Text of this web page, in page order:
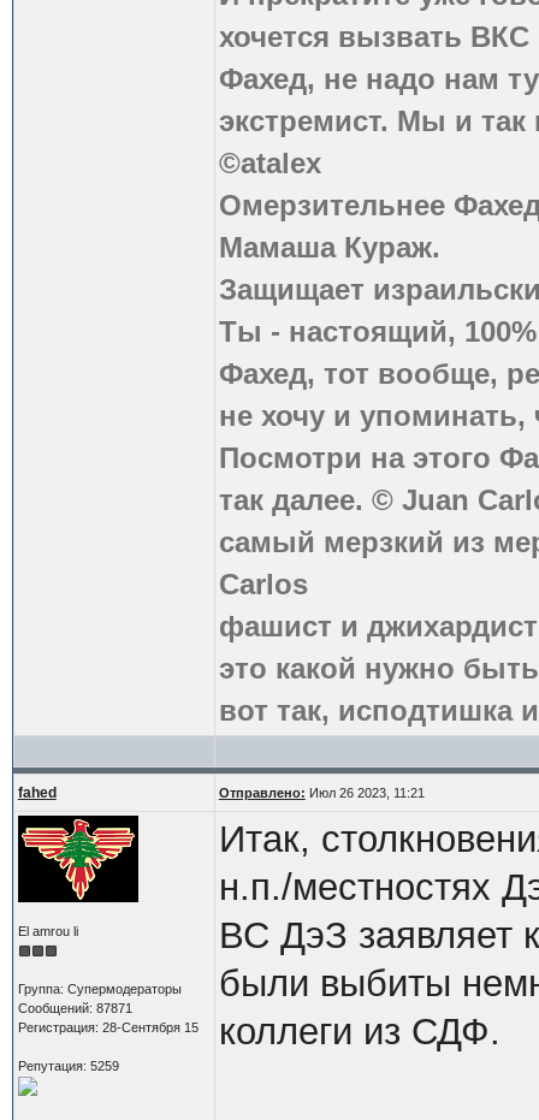
хочется вызвать
Фахед, не надо нам
экстремист. Мы и
©atalex
Омерзительнее
Мамаша Кураж.
Защищает
Ты - настоящий,
Фахед, тот вообще,
не хочу и
Посмотри на этого
так далее. © Juan
самый мерзкий из
Carlos
фашист и
это какой нужно
вот так, исподтишка
fahed Отправлено: Июл 26 2023, 11:21
El amrou li
Группа: Супермодераторы
Сообщений: 87871
Регистрация: 28-Сентября 15
Репутация: 5259
Итак,
н.п./местностях
ВС ДэЗ заявляет
были выбиты
коллеги из СДФ.